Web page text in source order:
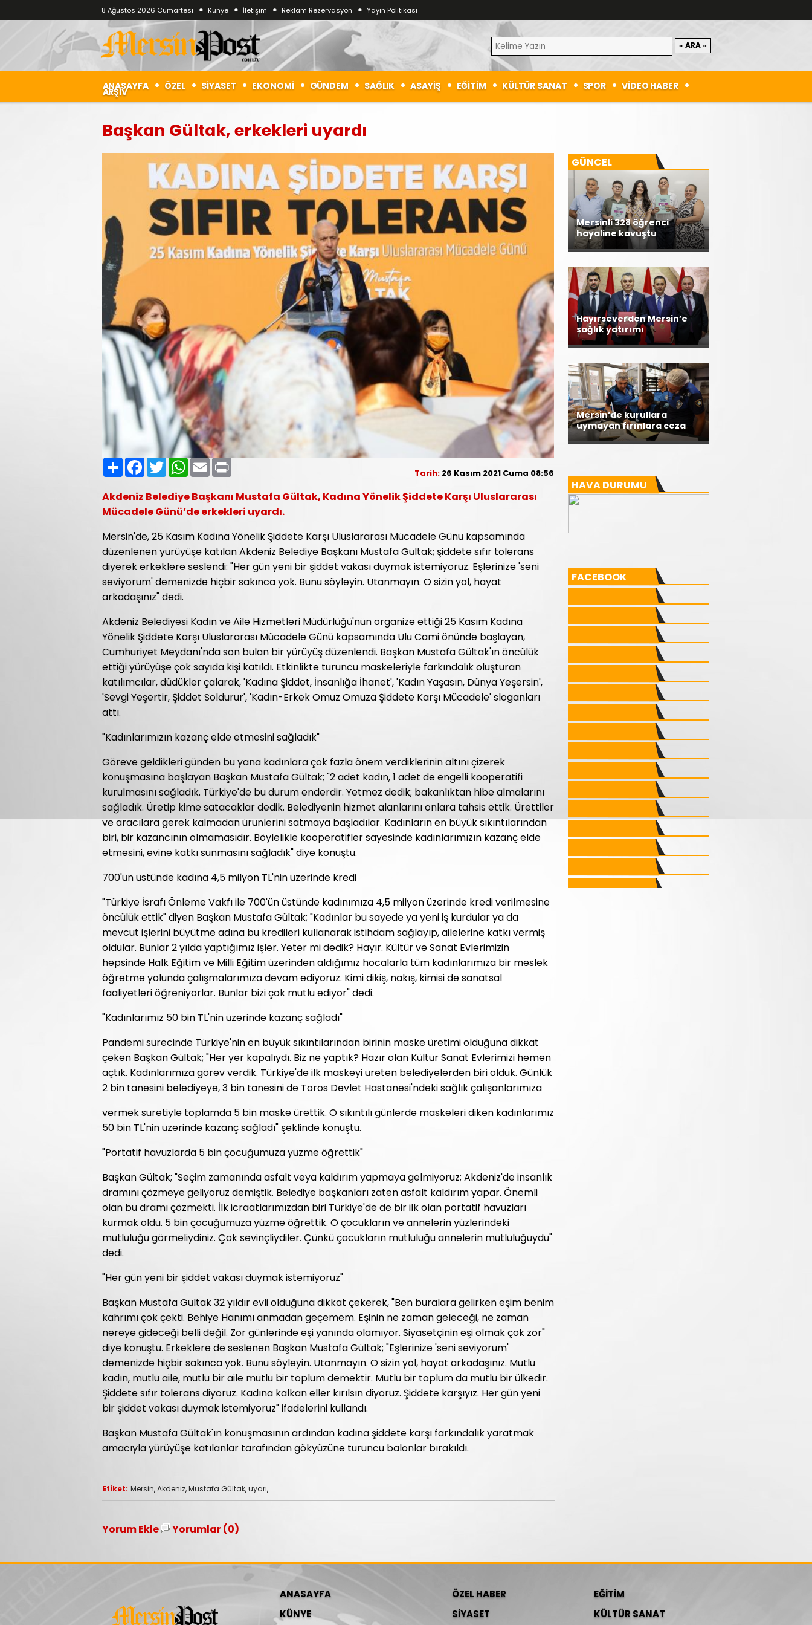
8 Ağustos 2026 Cumartesi Künye İletişim Reklam Rezervasyon Yayın Politikası
ANASAYFA ÖZEL SİYASET EKONOMİ GÜNDEM SAĞLIK ASAYİŞ EĞİTİM KÜLTÜR SANAT SPOR VİDEO HABER
ARŞİV
Başkan Gültak, erkekleri uyardı
PaylaşFacebook
TwitterWhatsApp
EmailPrint
Tarih: 26 Kasım 2021 Cuma 08:56
Akdeniz Belediye Başkanı Mustafa Gültak, Kadına Yönelik Şiddete Karşı Uluslararası
Mücadele Günü’de erkekleri uyardı.
Mersin'de, 25 Kasım Kadına Yönelik Şiddete Karşı Uluslararası Mücadele Günü kapsamında
düzenlenen yürüyüşe katılan Akdeniz Belediye Başkanı Mustafa Gültak; şiddete sıfır tolerans
diyerek erkeklere seslendi: "Her gün yeni bir şiddet vakası duymak istemiyoruz. Eşlerinize 'seni
seviyorum' demenizde hiçbir sakınca yok. Bunu söyleyin. Utanmayın. O sizin yol, hayat
arkadaşınız" dedi.
Akdeniz Belediyesi Kadın ve Aile Hizmetleri Müdürlüğü'nün organize ettiği 25 Kasım Kadına
Yönelik Şiddete Karşı Uluslararası Mücadele Günü kapsamında Ulu Cami önünde başlayan,
Cumhuriyet Meydanı'nda son bulan bir yürüyüş düzenlendi. Başkan Mustafa Gültak'ın öncülük
ettiği yürüyüşe çok sayıda kişi katıldı. Etkinlikte turuncu maskeleriyle farkındalık oluşturan
katılımcılar, düdükler çalarak, 'Kadına Şiddet, İnsanlığa İhanet', 'Kadın Yaşasın, Dünya Yeşersin',
'Sevgi Yeşertir, Şiddet Soldurur', 'Kadın-Erkek Omuz Omuza Şiddete Karşı Mücadele' sloganları
attı.
"Kadınlarımızın kazanç elde etmesini sağladık"
Göreve geldikleri günden bu yana kadınlara çok fazla önem verdiklerinin altını çizerek
konuşmasına başlayan Başkan Mustafa Gültak; "2 adet kadın, 1 adet de engelli kooperatifi
kurulmasını sağladık. Türkiye'de bu durum enderdir. Yetmez dedik; bakanlıktan hibe almalarını
sağladık. Üretip kime satacaklar dedik. Belediyenin hizmet alanlarını onlara tahsis ettik. Ürettiler
ve aracılara gerek kalmadan ürünlerini satmaya başladılar. Kadınların en büyük sıkıntılarından
biri, bir kazancının olmamasıdır. Böylelikle kooperatifler sayesinde kadınlarımızın kazanç elde
etmesini, evine katkı sunmasını sağladık" diye konuştu.
700'ün üstünde kadına 4,5 milyon TL'nin üzerinde kredi
"Türkiye İsrafı Önleme Vakfı ile 700'ün üstünde kadınımıza 4,5 milyon üzerinde kredi verilmesine
öncülük ettik" diyen Başkan Mustafa Gültak; "Kadınlar bu sayede ya yeni iş kurdular ya da
mevcut işlerini büyütme adına bu kredileri kullanarak istihdam sağlayıp, ailelerine katkı vermiş
oldular. Bunlar 2 yılda yaptığımız işler. Yeter mi dedik? Hayır. Kültür ve Sanat Evlerimizin
hepsinde Halk Eğitim ve Milli Eğitim üzerinden aldığımız hocalarla tüm kadınlarımıza bir meslek
öğretme yolunda çalışmalarımıza devam ediyoruz. Kimi dikiş, nakış, kimisi de sanatsal
faaliyetleri öğreniyorlar. Bunlar bizi çok mutlu ediyor" dedi.
"Kadınlarımız 50 bin TL'nin üzerinde kazanç sağladı"
Pandemi sürecinde Türkiye'nin en büyük sıkıntılarından birinin maske üretimi olduğuna dikkat
çeken Başkan Gültak; "Her yer kapalıydı. Biz ne yaptık? Hazır olan Kültür Sanat Evlerimizi hemen
açtık. Kadınlarımıza görev verdik. Türkiye'de ilk maskeyi üreten belediyelerden biri olduk. Günlük
2 bin tanesini belediyeye, 3 bin tanesini de Toros Devlet Hastanesi'ndeki sağlık çalışanlarımıza
vermek suretiyle toplamda 5 bin maske ürettik. O sıkıntılı günlerde maskeleri diken kadınlarımız
50 bin TL'nin üzerinde kazanç sağladı" şeklinde konuştu.
"Portatif havuzlarda 5 bin çocuğumuza yüzme öğrettik"
Başkan Gültak; "Seçim zamanında asfalt veya kaldırım yapmaya gelmiyoruz; Akdeniz'de insanlık
dramını çözmeye geliyoruz demiştik. Belediye başkanları zaten asfalt kaldırım yapar. Önemli
olan bu dramı çözmekti. İlk icraatlarımızdan biri Türkiye'de de bir ilk olan portatif havuzları
kurmak oldu. 5 bin çocuğumuza yüzme öğrettik. O çocukların ve annelerin yüzlerindeki
mutluluğu görmeliydiniz. Çok sevinçliydiler. Çünkü çocukların mutluluğu annelerin mutluluğuydu"
dedi.
"Her gün yeni bir şiddet vakası duymak istemiyoruz"
Başkan Mustafa Gültak 32 yıldır evli olduğuna dikkat çekerek, "Ben buralara gelirken eşim benim
kahrımı çok çekti. Behiye Hanımı anmadan geçemem. Eşinin ne zaman geleceği, ne zaman
nereye gideceği belli değil. Zor günlerinde eşi yanında olamıyor. Siyasetçinin eşi olmak çok zor"
diye konuştu. Erkeklere de seslenen Başkan Mustafa Gültak; "Eşlerinize 'seni seviyorum'
demenizde hiçbir sakınca yok. Bunu söyleyin. Utanmayın. O sizin yol, hayat arkadaşınız. Mutlu
kadın, mutlu aile, mutlu bir aile mutlu bir toplum demektir. Mutlu bir toplum da mutlu bir ülkedir.
Şiddete sıfır tolerans diyoruz. Kadına kalkan eller kırılsın diyoruz. Şiddete karşıyız. Her gün yeni
bir şiddet vakası duymak istemiyoruz" ifadelerini kullandı.
Başkan Mustafa Gültak'ın konuşmasının ardından kadına şiddete karşı farkındalık yaratmak
amacıyla yürüyüşe katılanlar tarafından gökyüzüne turuncu balonlar bırakıldı.
Etiket: Mersin,Akdeniz,Mustafa Gültak,uyarı,
Yorum Ekle Yorumlar (0)
GÜNCEL
Mersinli 328 öğrenci
hayaline kavuştu
Hayırseverden Mersin’e
sağlık yatırımı
Mersin’de kurullara
uymayan fırınlara ceza
HAVA DURUMU
FACEBOOK
ANASAYFA
KÜNYE
ÖZEL HABER
SİYASET
EĞİTİM
KÜLTÜR SANAT